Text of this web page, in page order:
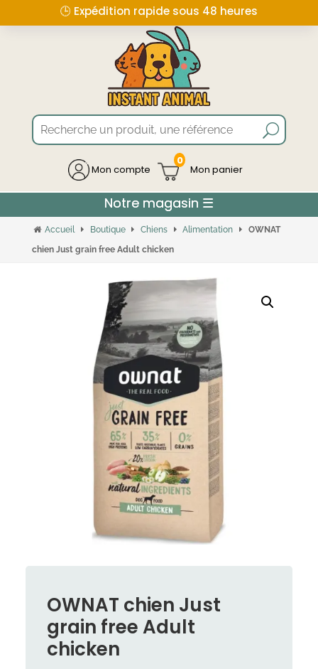
🕒 Expédition rapide sous 48 heures
Mon compte
0
Accueil Boutique Chiens Alimentation
OWNAT
chien Just grain free Adult chicken
OWNAT chien Just
grain free Adult
chicken